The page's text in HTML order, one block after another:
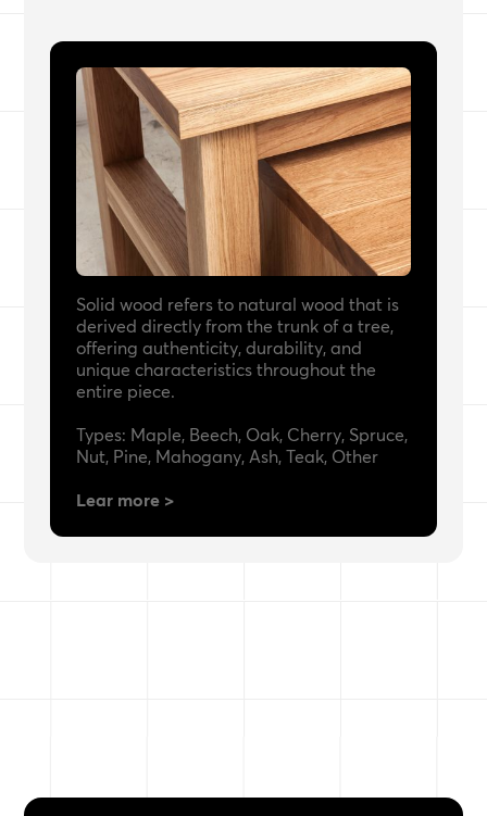
Solid wood refers to natural wood that is
derived directly from the trunk of a tree,
offering authenticity, durability, and
unique characteristics throughout the
entire piece.
Types: Maple, Beech, Oak, Cherry, Spruce,
Nut, Pine, Mahogany, Ash, Teak, Other
Lear more >